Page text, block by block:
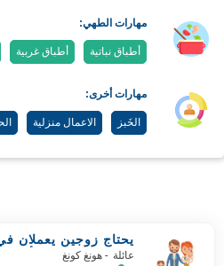
مهارات الطهي:
أطباق نباتية أطباق غربية
مهارات أخرى:
الخَبز الاعمال منزلية
يحتاج زوجين يعملان
تاون إلى رعاية
عائلة - هونغ كونغ